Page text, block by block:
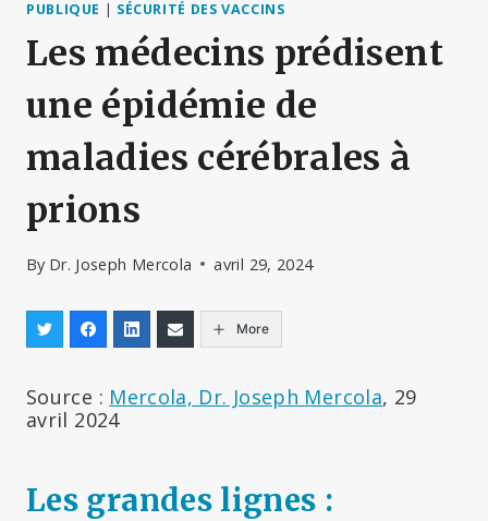
PUBLIQUE | SÉCURITÉ DES VACCINS
Les médecins prédisent
une épidémie de
maladies cérébrales à
prions
By Dr. Joseph Mercola avril 29, 2024
More
Source : Mercola, Dr. Joseph Mercola, 29
avril 2024
Les grandes lignes :